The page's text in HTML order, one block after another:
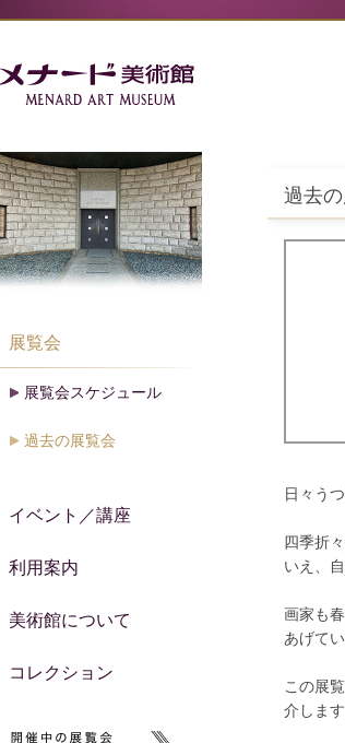
過去
日々う
四季折
いえ、
画家も
あげて
この展
介しま
展覧会
展覧会スケジュール
過去の展覧会
イベント／講座
利用案内
美術館について
コレクション